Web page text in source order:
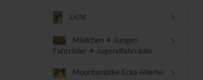
Licht
Mädchen ✶ Jungen
Fahrräder ✶ Jugendfahrräder
Mountainbike Ecke Allerlei